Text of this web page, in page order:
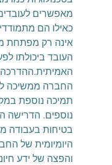
מאפשרים
כאילו הם
אינה רק מפתחת
העובד ביכולתו
החברה ממשיכה
תמיכה נוספת
נוספים. הדרישה
בטיחות בעבודה
היומיומית של
והפצה של ידע